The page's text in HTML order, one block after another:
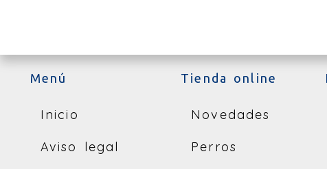
Menú
Inicio
Aviso legal
Tienda online
Novedades
Perros